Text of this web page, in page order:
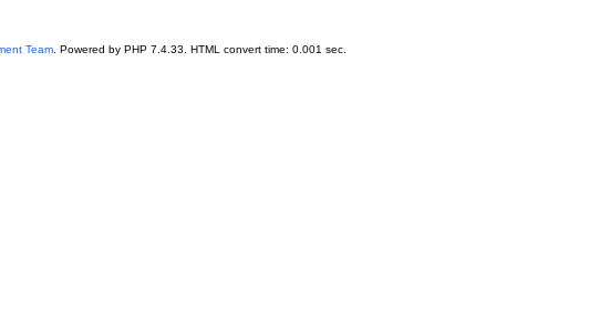
Team. Powered by PHP 7.4.33. HTML convert time: 0.001 sec.